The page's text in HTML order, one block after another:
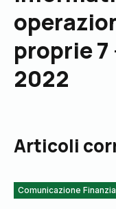
proprie 7
2022
Articoli
Comunicazione